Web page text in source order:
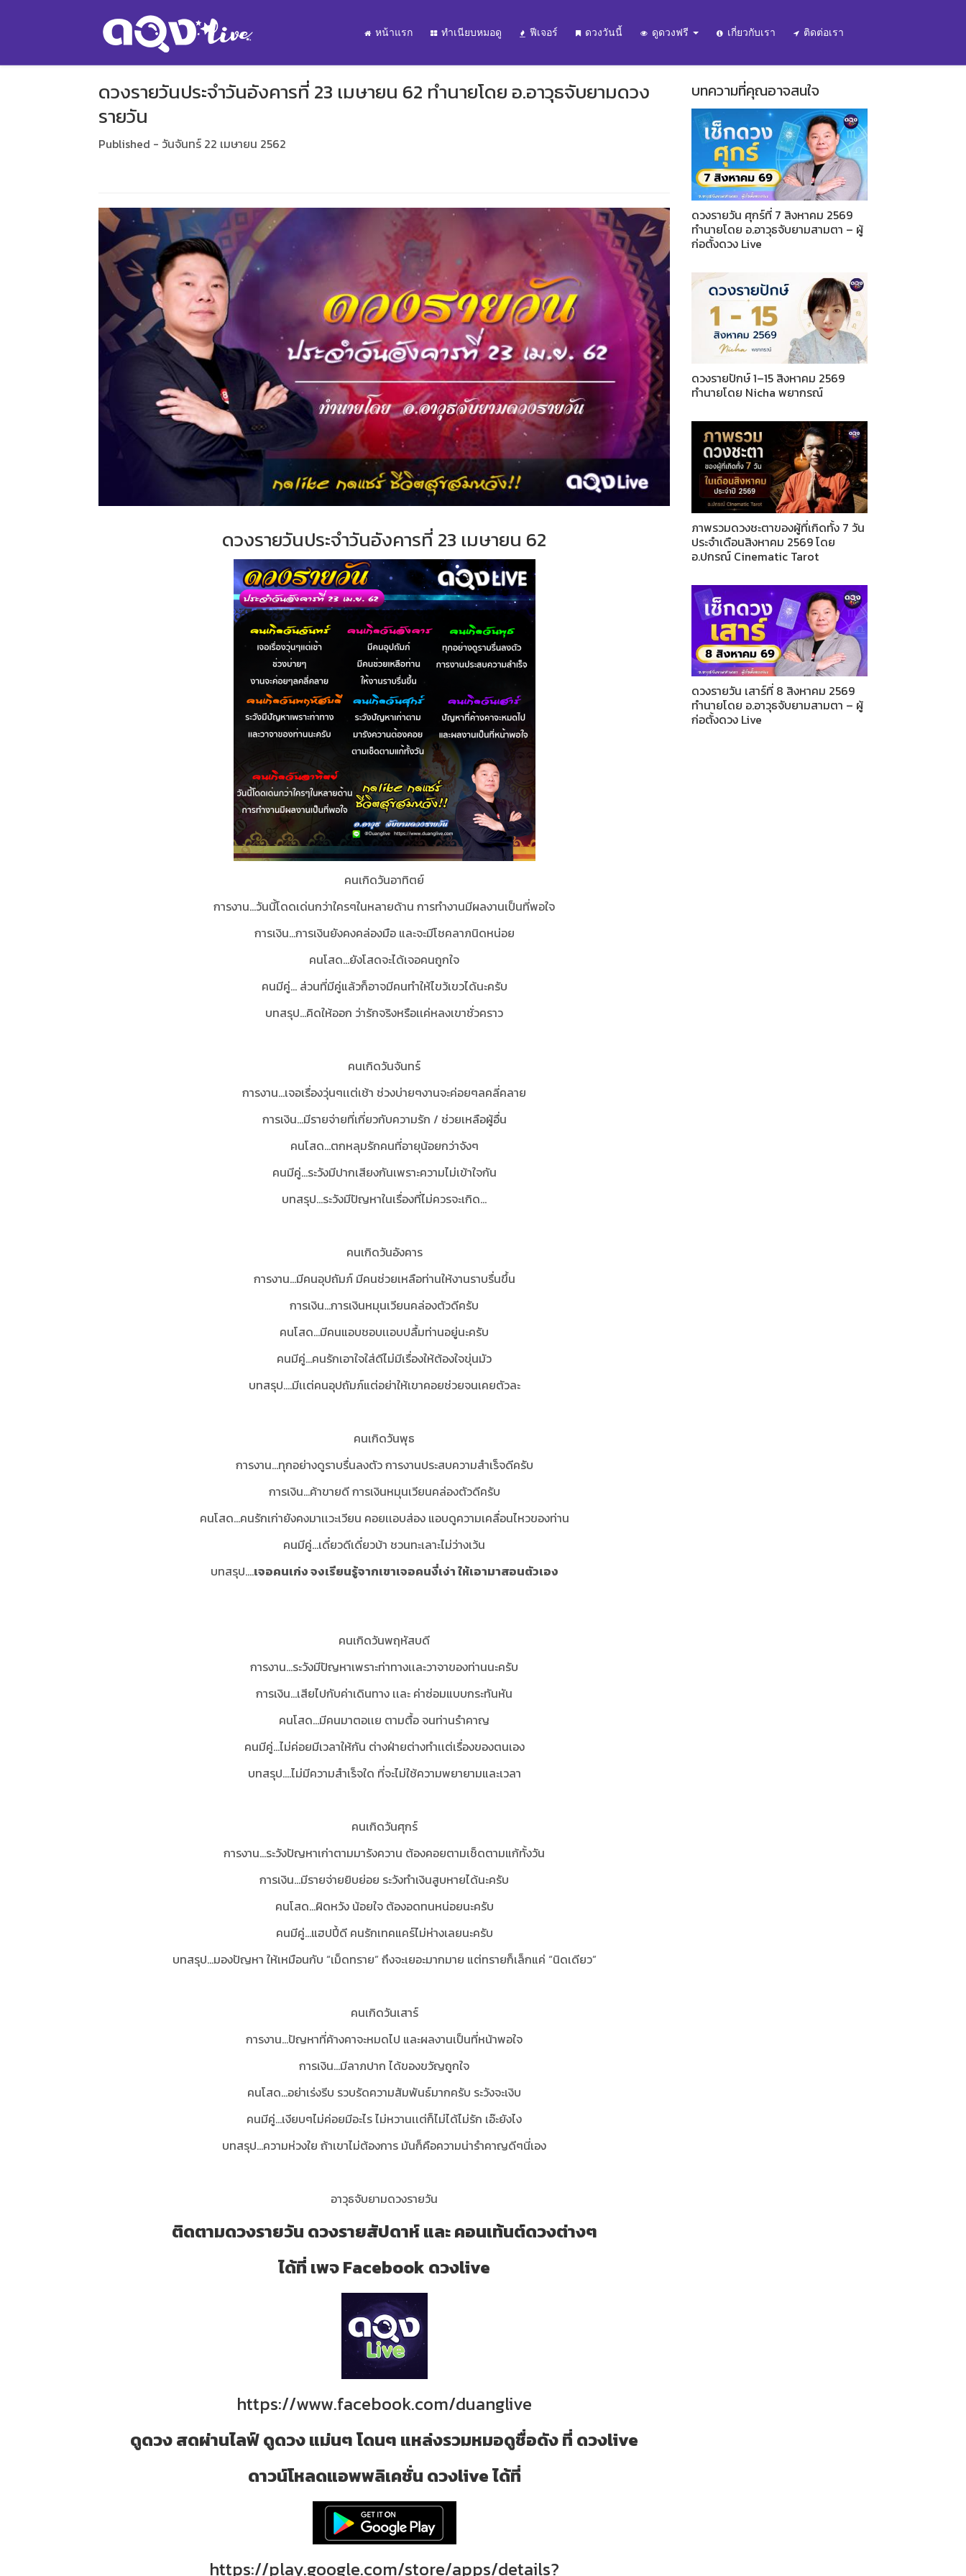
หน้าแรก ทำเนียบหมอดู ฟีเจอร์ ดวงวันนี้ ดูดวงฟรี เกี่ยวกับเรา ติดต่อเรา
ดวงรายวันประจำวันอังคารที่ 23 เมษายน 62 ทำนายโดย อ.อาวุธจับยามดวง
รายวัน
Published - วันจันทร์ 22 เมษายน 2562
ดวงรายวันประจำวันอังคารที่ 23 เมษายน 62
คนเกิดวันอาทิตย์
การงาน...วันนี้โดดเด่นกว่าใครๆในหลายด้าน การทำงานมีผลงานเป็นที่พอใจ
การเงิน...การเงินยังคงคล่องมือ และจะมีโชคลาภนิดหน่อย
คนโสด...ยังโสดจะได้เจอคนถูกใจ
คนมีคู่...ส่วนที่มีคู่แล้วก็อาจมีคนทำให้ไขว้เขวได้นะครับ
บทสรุป...คิดให้ออก ว่ารักจริงหรือเเค่หลงเขาชั่วคราว
คนเกิดวันจันทร์
การงาน...เจอเรื่องวุ่นๆเเต่เช้า ช่วงบ่ายๆงานจะค่อยๆลคลี่คลาย
การเงิน…มีรายจ่ายที่เกี่ยวกับความรัก / ช่วยเหลือผู้อื่น
คนโสด...ตกหลุมรักคนที่อายุน้อยกว่าจังๆ
คนมีคู่…ระวังมีปากเสียงกันเพราะความไม่เข้าใจกัน
บทสรุป…ระวังมีปัญหาในเรื่องที่ไม่ควรจะเกิด...
คนเกิดวันอังคาร
การงาน...มีคนอุปถัมภ์ มีคนช่วยเหลือท่านให้งานราบรื่นขึ้น
การเงิน...การเงินหมุนเวียนคล่องตัวดีครับ
คนโสด...มีคนแอบชอบเเอบปลื้มท่านอยู่นะครับ
คนมีคู่…คนรักเอาใจใส่ดีไม่มีเรื่องให้ต้องใจขุ่นมัว
บทสรุป....มีเเต่คนอุปถัมภ์แต่อย่าให้เขาคอยช่วยจนเคยตัวละ
คนเกิดวันพุธ
การงาน...ทุกอย่างดูราบรื่นลงตัว การงานประสบความสำเร็จดีครับ
การเงิน...ค้าขายดี การเงินหมุนเวียนคล่องตัวดีครับ
คนโสด…คนรักเก่ายังคงมาเเวะเวียน คอยเเอบส่อง แอบดูความเคลื่อนไหวของท่าน
คนมีคู่…เดี๋ยวดีเดี๋ยวบ้า ชวนทะเลาะไม่ว่างเว้น
บทสรุป....เจอคนเก่ง จงเรียนรู้จากเขาเจอคนงี่เง่า ให้เอามาสอนตัวเอง
คนเกิดวันพฤหัสบดี
การงาน…ระวังมีปัญหาเพราะท่าทางเเละวาจาของท่านนะครับ
การเงิน...เสียไปกับค่าเดินทาง เเละ ค่าซ่อมแบบกระทันหัน
คนโสด…มีคนมาตอเเย ตามตื้อ จนท่านรำคาญ
คนมีคู่...ไม่ค่อยมีเวลาให้กัน ต่างฝ่ายต่างทำเเต่เรื่องของตนเอง
บทสรุป....ไม่มีความสำเร็จใด ที่จะไม่ใช้ความพยายามและเวลา
คนเกิดวันศุกร์
การงาน...ระวังปัญหาเก่าตามมารังควาน ต้องคอยตามเช็ดตามแก้ทั้งวัน
การเงิน…มีรายจ่ายยิบย่อย ระวังทำเงินสูบหายได้นะครับ
คนโสด...ผิดหวัง น้อยใจ ต้องอดทนหน่อยนะครับ
คนมีคู่…แฮปปี้ดี คนรักเทคแคร์ไม่ห่างเลยนะครับ
บทสรุป...มองปัญหา ให้เหมือนกับ “เม็ดทราย” ถึงจะเยอะมากมาย แต่ทรายก็เล็กแค่ “นิดเดียว”
คนเกิดวันเสาร์
การงาน...ปัญหาที่ค้างคาจะหมดไป และผลงานเป็นที่หน้าพอใจ
การเงิน...มีลาภปาก ได้ของขวัญถูกใจ
คนโสด…อย่าเร่งรีบ รวบรัดความสัมพันธ์มากครับ ระวังจะเงิบ
คนมีคู่…เงียบๆไม่ค่อยมีอะไร ไม่หวานเเต่ก็ไม่ได้ไม่รัก เอ๊ะยังไง
บทสรุป...ความห่วงใย ถ้าเขาไม่ต้องการ มันก็คือความน่ารำคาญดีๆนี่เอง
อาวุธจับยามดวงรายวัน
ติดตามดวงรายวัน ดวงรายสัปดาห์ และ คอนเท้นต์ดวงต่างๆ
ได้ที่ เพจ Facebook ดวงlive
https://www.facebook.com/duanglive
ดูดวง สดผ่านไลฟ์ ดูดวง แม่นๆ โดนๆ แหล่งรวมหมอดูชื่อดัง ที่ ดวงlive
ดาวน์โหลดแอพพลิเคชั่น ดวงlive ได้ที่
https://play.google.com/store/apps/details?
บทความที่คุณอาจสนใจ
ดวงรายวัน ศุกร์ที่ 7 สิงหาคม 2569
ทำนายโดย อ.อาวุธจับยามสามตา – ผู้
ก่อตั้งดวง Live
ดวงรายปักษ์ 1–15 สิงหาคม 2569
ทำนายโดย Nicha พยากรณ์
ภาพรวมดวงชะตาของผู้ที่เกิดทั้ง 7 วัน
ประจำเดือนสิงหาคม 2569 โดย
อ.ปกรณ์ Cinematic Tarot
ดวงรายวัน เสาร์ที่ 8 สิงหาคม 2569
ทำนายโดย อ.อาวุธจับยามสามตา – ผู้
ก่อตั้งดวง Live